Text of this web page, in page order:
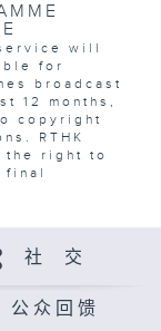
will
for
broadcast
12 months,
copyright
RTHK
the right to
final
社 交
公众回馈